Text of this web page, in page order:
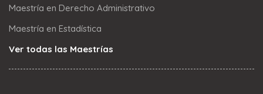
Maestría en Derecho Administrativo
Maestría en Estadística
Ver todas las Maestrías